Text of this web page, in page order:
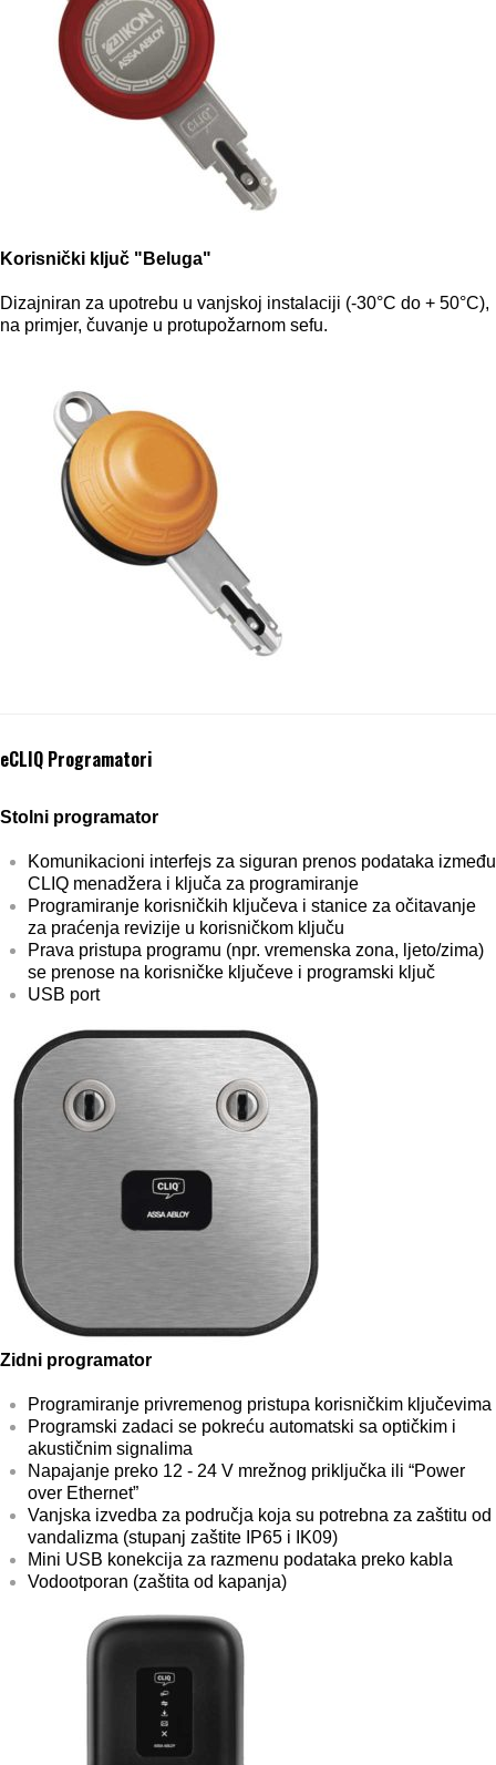
Korisnički ključ "Beluga"
Dizajniran za upotrebu u vanjskoj instalaciji (-30°C do + 50°C),
na primjer, čuvanje u protupožarnom sefu.
eCLIQ Programatori
Stolni programator
Komunikacioni interfejs za siguran prenos podataka između
CLIQ menadžera i ključa za programiranje
Programiranje korisničkih ključeva i stanice za očitavanje
za praćenja revizije u korisničkom ključu
Prava pristupa programu (npr. vremenska zona, ljeto/zima)
se prenose na korisničke ključeve i programski ključ
USB port
Zidni programator
Programiranje privremenog pristupa korisničkim ključevima
Programski zadaci se pokreću automatski sa optičkim i
akustičnim signalima
Napajanje preko 12 - 24 V mrežnog priključka ili “Power
over Ethernet”
Vanjska izvedba za područja koja su potrebna za zaštitu od
vandalizma (stupanj zaštite IP65 i IK09)
Mini USB konekcija za razmenu podataka preko kabla
Vodootporan (zaštita od kapanja)